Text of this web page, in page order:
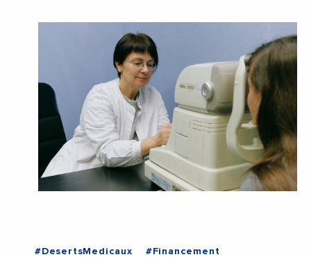
#DesertsMedicaux
#Financement